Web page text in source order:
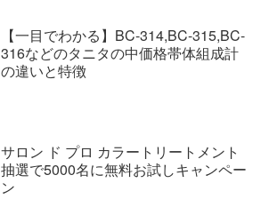
【一目でわかる】BC-314,BC-315,BC-
316などのタニタの中価格帯体組成計
の違いと特徴
サロン ド プロ カラートリートメント
抽選で5000名に無料お試しキャンペー
ン